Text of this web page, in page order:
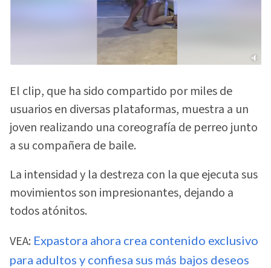
El clip, que ha sido compartido por miles de
usuarios en diversas plataformas, muestra a un
joven realizando una coreografía de perreo junto
a su compañera de baile.
La intensidad y la destreza con la que ejecuta sus
movimientos son impresionantes, dejando a
todos atónitos.
VEA: Expastora ahora crea contenido exclusivo
para adultos y confiesa sus más bajos deseos